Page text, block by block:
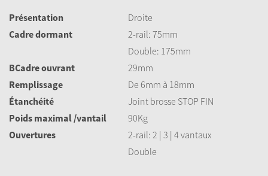
Présentation
Droite
Cadre dormant
2-rail: 75mm
Double: 175mm
BCadre ouvrant
29mm
Remplissage
De 6mm à 18mm
Étanchéité
Joint brosse STOP FIN
Poids maximal /vantail
90Kg
Ouvertures
2-rail: 2 | 3 | 4 vantaux
Double